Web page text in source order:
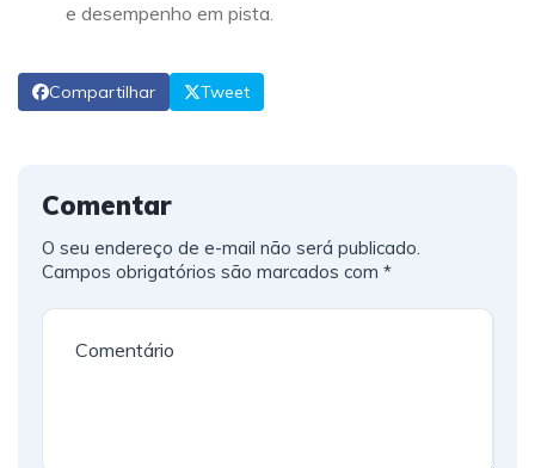
e desempenho em pista.
Compartilhar Tweet
Comentar
O seu endereço de e-mail não será publicado.
Campos obrigatórios são marcados com *